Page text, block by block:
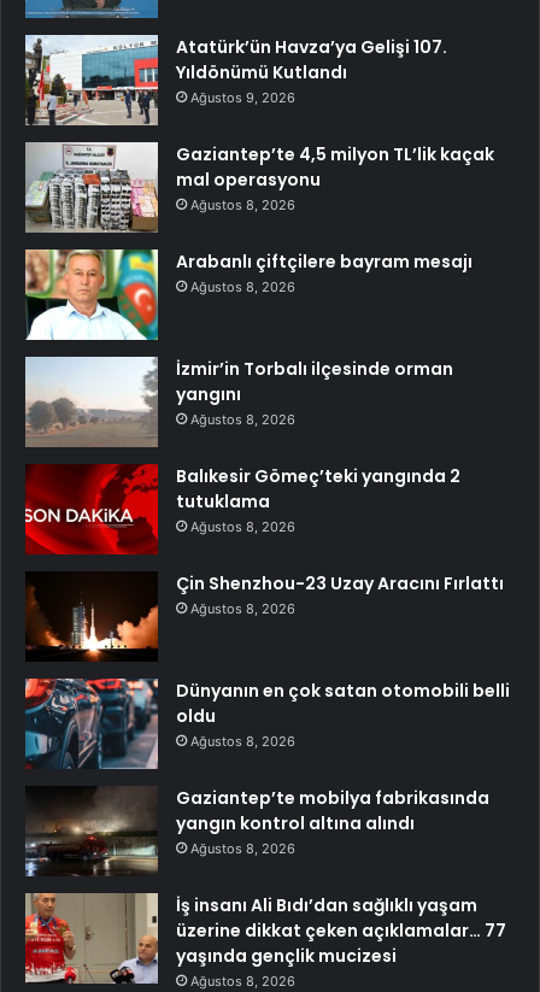
Atatürk’ün Havza’ya Gelişi 107.
Yıldönümü Kutlandı
Ağustos 9, 2026
Gaziantep’te 4,5 milyon TL’lik kaçak
mal operasyonu
Ağustos 8, 2026
Arabanlı çiftçilere bayram mesajı
Ağustos 8, 2026
İzmir’in Torbalı ilçesinde orman
yangını
Ağustos 8, 2026
Balıkesir Gömeç’teki yangında 2
tutuklama
Ağustos 8, 2026
Çin Shenzhou-23 Uzay Aracını Fırlattı
Ağustos 8, 2026
Dünyanın en çok satan otomobili belli
oldu
Ağustos 8, 2026
Gaziantep’te mobilya fabrikasında
yangın kontrol altına alındı
Ağustos 8, 2026
İş insanı Ali Bıdı’dan sağlıklı yaşam
üzerine dikkat çeken açıklamalar… 77
yaşında gençlik mucizesi
Ağustos 8, 2026